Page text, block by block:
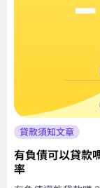
貸款須知文章
有負債可以貸款
率